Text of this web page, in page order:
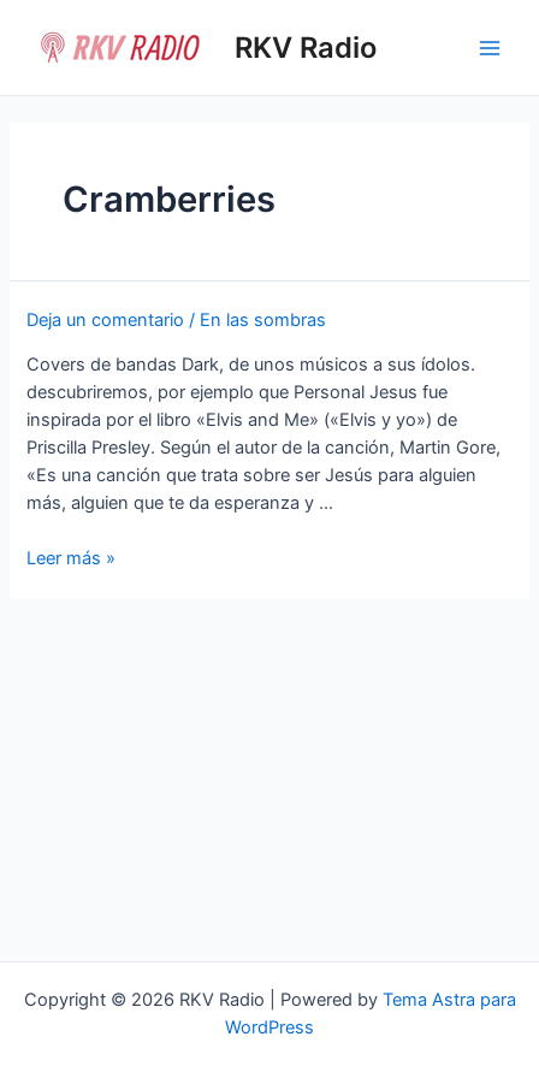
contenido
RKV Radio
Cramberries
Deja un comentario / En las sombras
Covers de bandas Dark, de unos músicos a sus ídolos.
descubriremos, por ejemplo que Personal Jesus fue
inspirada por el libro «Elvis and Me» («Elvis y yo») de
Priscilla Presley. Según el autor de la canción, Martin Gore,
«Es una canción que trata sobre ser Jesús para alguien
más, alguien que te da esperanza y …
Dark
Leer más »
Copyright © 2026 RKV Radio | Powered by Tema Astra para
WordPress